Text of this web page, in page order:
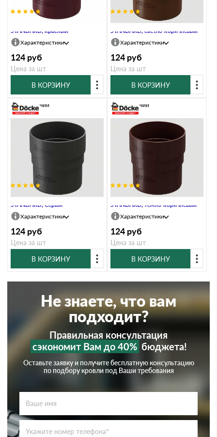
STANDARD, красный
Характеристики
124 руб
Цена за шт
В КОРЗИНУ
Муфта соединительная
STANDARD, светло-коричневый
Характеристики
124 руб
Цена за шт
В КОРЗИНУ
Муфта соединительная
STANDARD, Серый
В наличии
Характеристики
124 руб
Цена за шт
В КОРЗИНУ
Муфта соединительная
STANDARD, тёмно-коричневый
В наличии
Характеристики
124 руб
Цена за шт
В КОРЗИНУ
Не знаете, что вам
подходит?
Правильная консультация
сэкономит Вам до 40% бюджета!
Оставьте заявку и получите бесплатную консультацию
по подбору кровли под Ваши требования